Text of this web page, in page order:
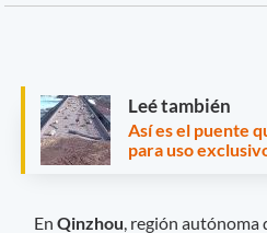
Leé también
Así es el puente
para uso
EnQinzhou, región autónoma